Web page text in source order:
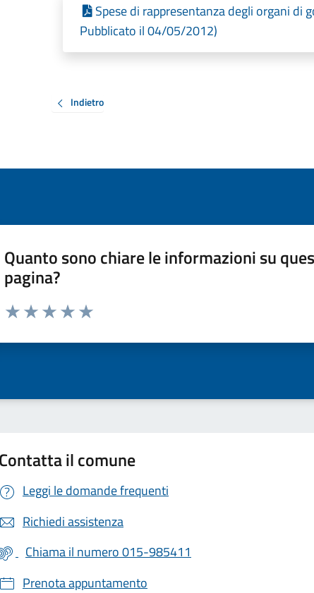
Spese di rappresentanza degli organi
Pubblicato il 04/05/2012)
Indietro
Quanto sono chiare le informazioni su
pagina?
Valuta da 1 a 5 stelle la pagina
Contatta il comune
Leggi le domande frequenti
Richiedi assistenza
Chiama il numero 015-985411
Prenota appuntamento